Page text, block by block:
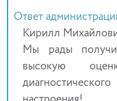
Ответ
Кирилл
Мы рады
высокую